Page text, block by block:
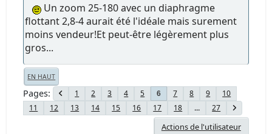
Un zoom 25-180 avec un diaphragme
flottant 2,8-4 aurait été l'idéale mais surement
moins vendeur!Et peut-être légèrement plus
gros...
EN HAUT
Pages 1 2 3 4 5 6 7 8 9
10
11
12 13 14 15 16 17 18 ... 27
Actions de l'utilisateur